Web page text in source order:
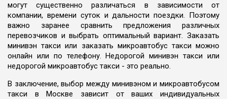
могут существенно различаться в зависимости от
компании, времени суток и дальности поездки. Поэтому
важно заранее сравнить предложения различных
перевозчиков и выбрать оптимальный вариант. Заказать
минивэн такси или заказать микроавтобус такси можно
онлайн или по телефону. Недорогой минивэн такси или
недорогой микроавтобус такси - это реально.
В заключение, выбор между минивэном и микроавтобусом
такси в Москве зависит от ваших индивидуальных